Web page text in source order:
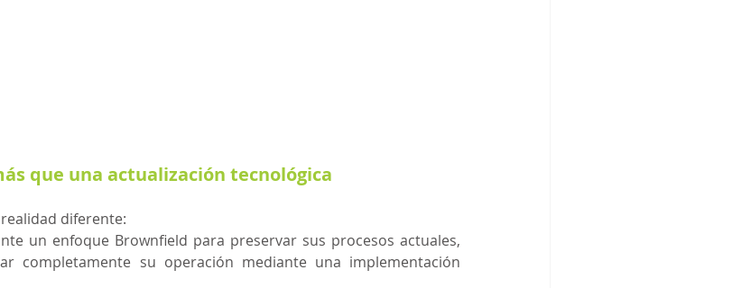
que una actualización tecnológica
diferente:
un enfoque Brownfield para preservar sus procesos actuales,
completamente su operación mediante una implementación